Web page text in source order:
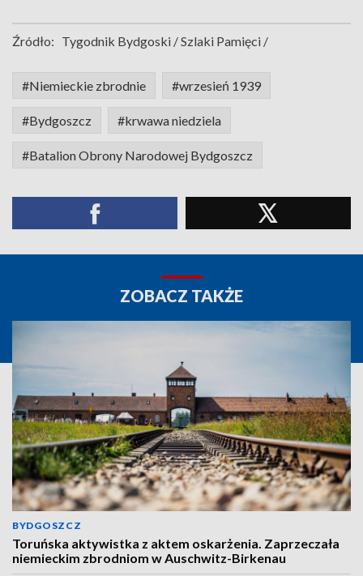
Źródło: Tygodnik Bydgoski / Szlaki Pamięci /
#Niemieckie zbrodnie #wrzesień 1939
#Bydgoszcz #krwawa niedziela
#Batalion Obrony Narodowej Bydgoszcz
ZOBACZ TAKŻE
BYDGOSZCZ
Toruńska aktywistka z aktem oskarżenia. Zaprzeczała
niemieckim zbrodniom w Auschwitz-Birkenau